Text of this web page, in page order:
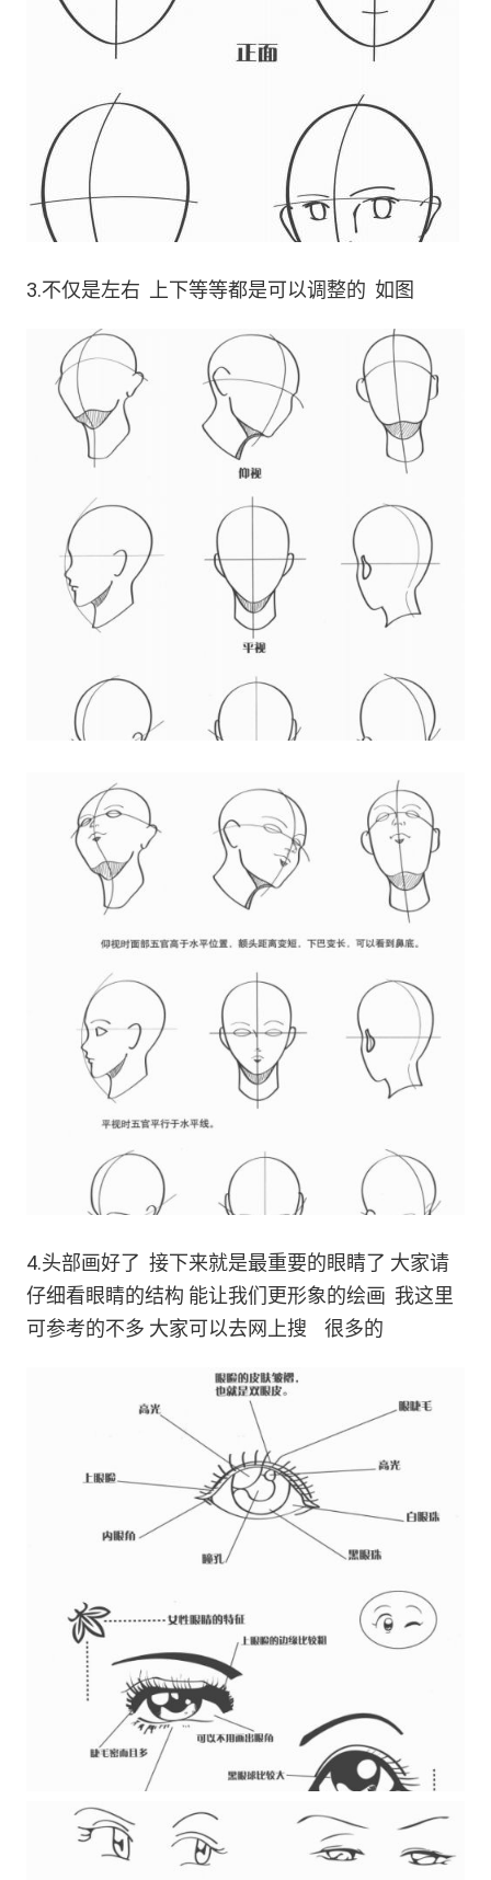
3.不仅是左右 上下等等都是可以调整的 如图
4.头部画好了 接下来就是最重要的眼睛了 大家请
仔细看眼睛的结构 能让我们更形象的绘画 我这里
可参考的不多 大家可以去网上搜 很多的